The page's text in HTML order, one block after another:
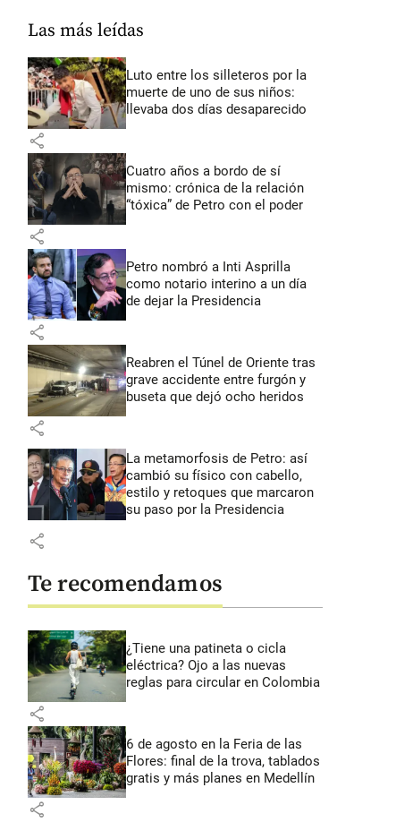
Las más leídas
Luto entre los silleteros por la
muerte de uno de sus niños:
llevaba dos días desaparecido
share
Cuatro años a bordo de sí
mismo: crónica de la relación
“tóxica” de Petro con el poder
share
Petro nombró a Inti Asprilla
como notario interino a un día
de dejar la Presidencia
share
Reabren el Túnel de Oriente tras
grave accidente entre furgón y
buseta que dejó ocho heridos
share
La metamorfosis de Petro: así
cambió su físico con cabello,
estilo y retoques que marcaron
su paso por la Presidencia
share
Te recomendamos
¿Tiene una patineta o cicla
eléctrica? Ojo a las nuevas
reglas para circular en Colombia
share
6 de agosto en la Feria de las
Flores: final de la trova, tablados
gratis y más planes en Medellín
share